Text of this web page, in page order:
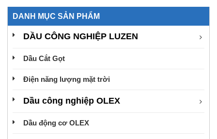
DANH MỤC SẢN PHẨM
DẦU CÔNG NGHIỆP LUZEN
Dầu Cắt Gọt
Điện năng lượng mặt trời
Dầu công nghiệp OLEX
Dầu động cơ OLEX